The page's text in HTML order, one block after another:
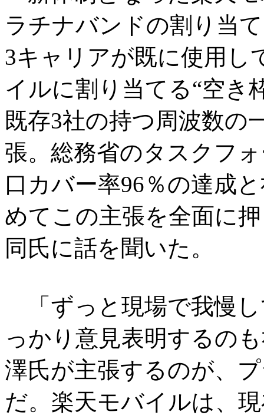
ラチナバンドの割り当
3キャリアが既に使用し
イルに割り当てる“空き
既存3社の持つ周波数の
張。総務省のタスクフ
口カバー率96％の達成
めてこの主張を全面に
同氏に話を聞いた。
「ずっと現場で我慢
っかり意見表明するの
澤氏が主張するのが、
だ。楽天モバイルは、